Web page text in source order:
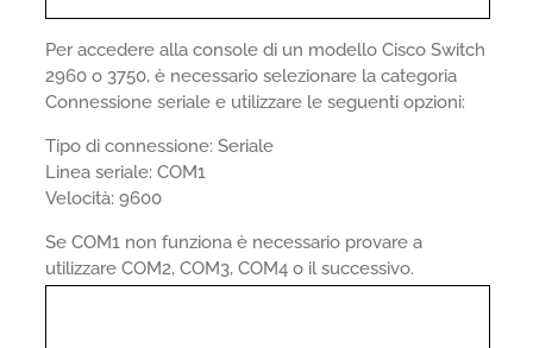
Per accedere alla console di un modello Cisco Switch
2960 o 3750, è necessario selezionare la categoria
Connessione seriale e utilizzare le seguenti opzioni:
Tipo di connessione: Seriale
Linea seriale: COM1
Velocità: 9600
Se COM1 non funziona è necessario provare a
utilizzare COM2, COM3, COM4 o il successivo.